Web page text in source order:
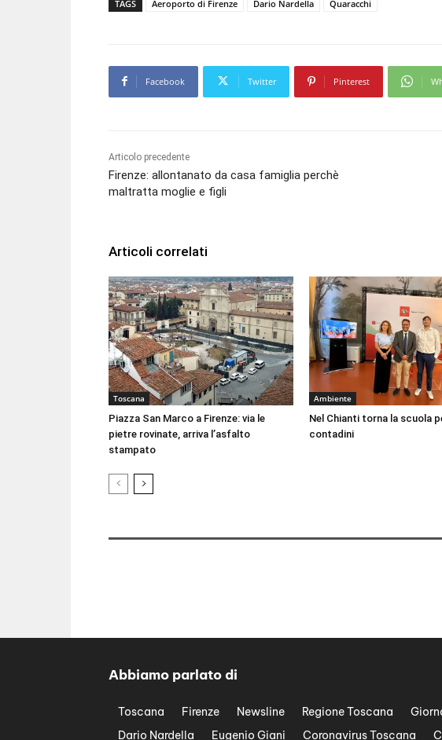
TAGS Aeroporto di Firenze Dario Nardella Quaracchi
Facebook Twitter Pinterest
Articolo precedente
Firenze: allontanato da casa famiglia perchè
maltratta moglie e figli
Articoli correlati
Toscana
Piazza San Marco a Firenze: via le
pietre rovinate, arriva l’asfalto
stampato
Ambiente
Nel Chianti torna la scuola
contadini
Abbiamo parlato di
Toscana Firenze Newsline Regione Toscana
Dario Nardella
Eugenio Giani Coronavirus Toscana